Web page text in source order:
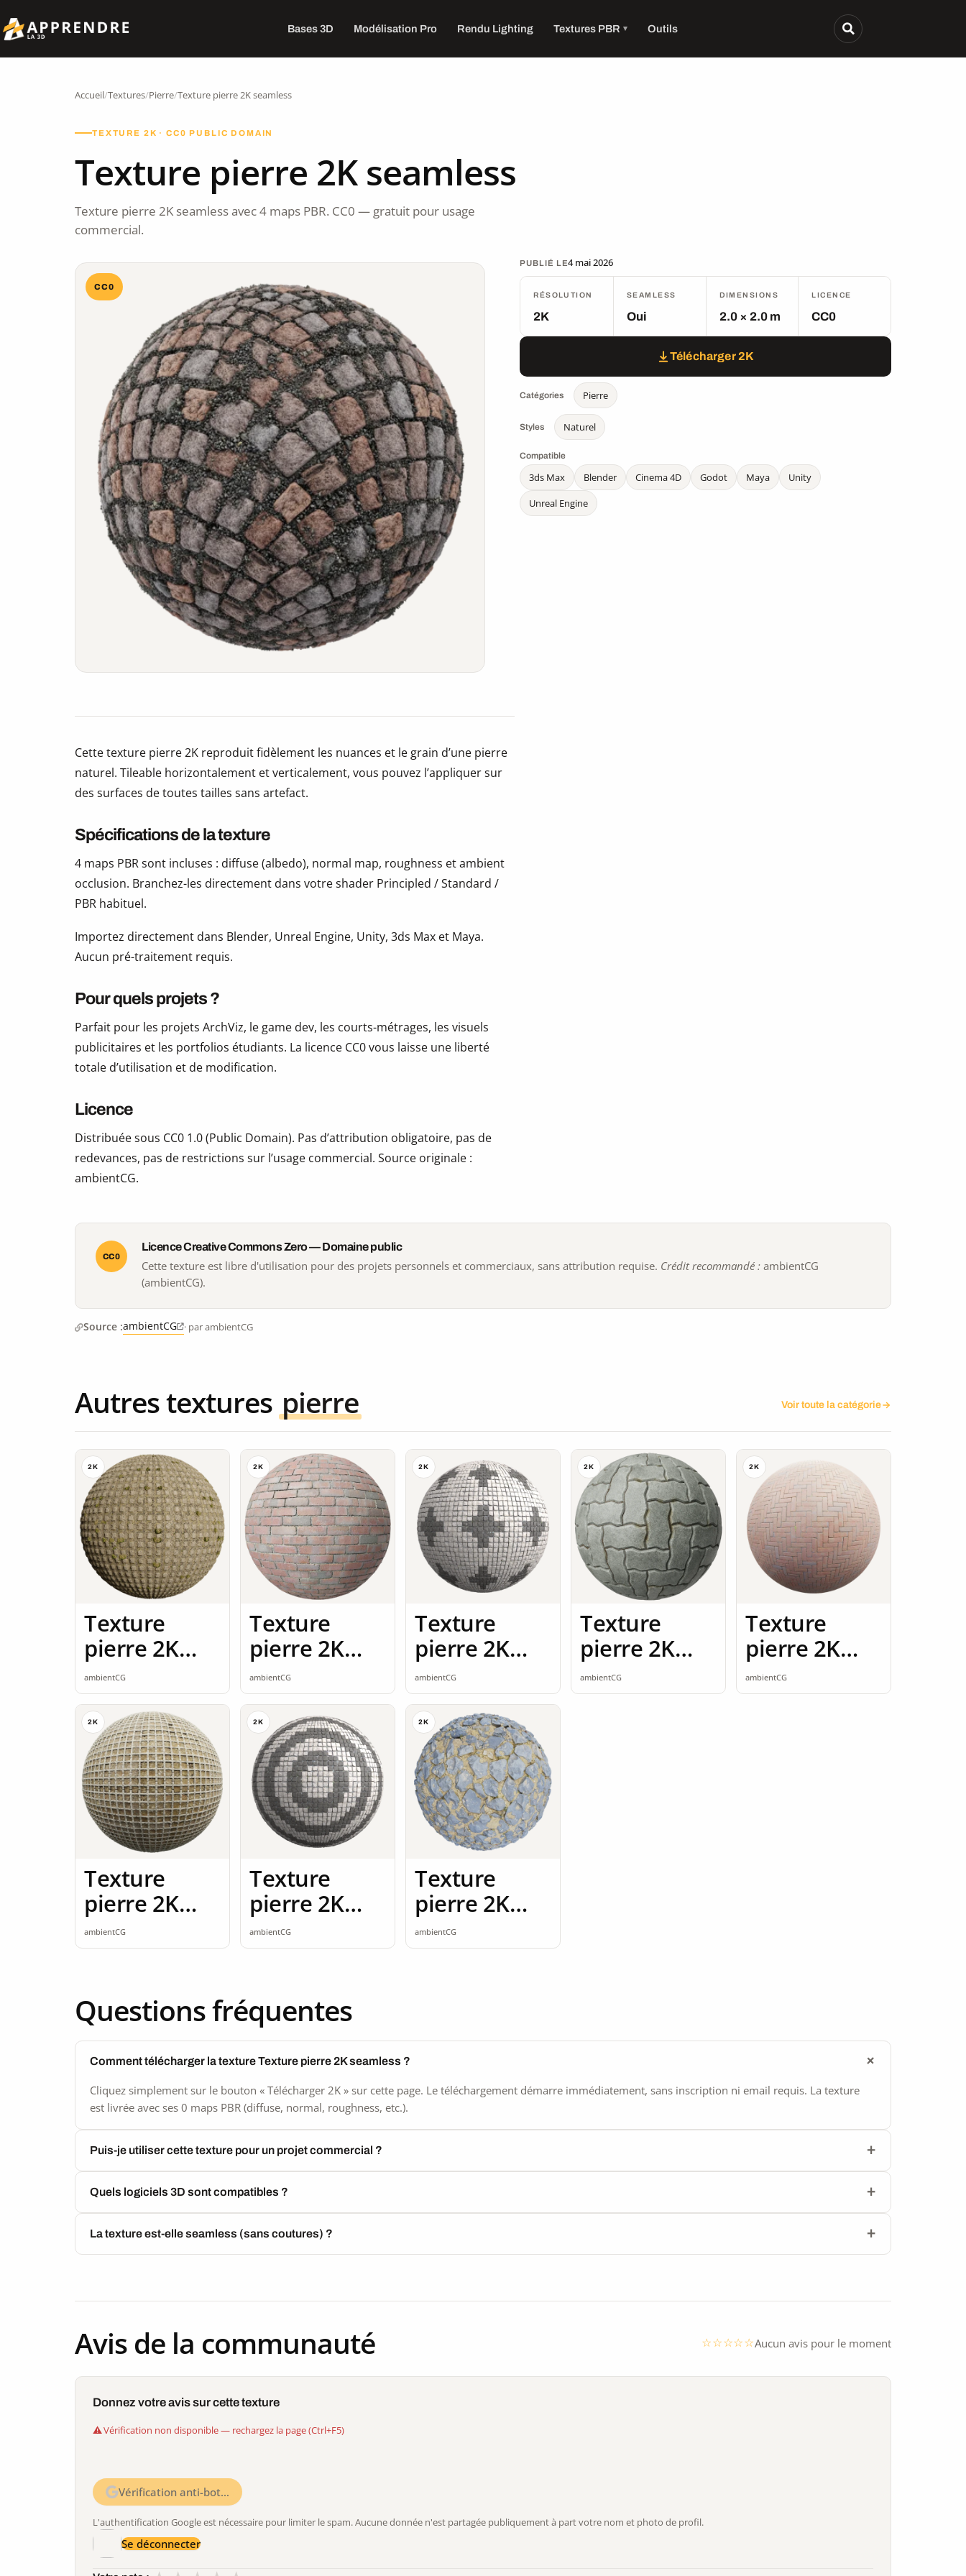
Bases 3D Modélisation Pro Rendu Lighting Textures PBR Outils
Accueil/Textures/Pierre/Texture pierre 2K seamless
TEXTURE 2K · CC0 PUBLIC DOMAIN
Texture pierre 2K seamless
Texture pierre 2K seamless avec 4 maps PBR. CC0 — gratuit pour usage
commercial.
CC0
PUBLIÉ LE4 mai 2026
RÉSOLUTION
2K
SEAMLESS
Oui
DIMENSIONS
2.0 × 2.0 m
LICENCE
CC0
Télécharger 2K
Catégories Pierre
Styles Naturel
Compatible
3ds Max Blender Cinema 4D Godot Maya
Unity
Unreal Engine
Cette texture pierre 2K reproduit fidèlement les nuances et le grain d’une pierre
naturel. Tileable horizontalement et verticalement, vous pouvez l’appliquer sur
des surfaces de toutes tailles sans artefact.
Spécifications de la texture
4 maps PBR sont incluses : diffuse (albedo), normal map, roughness et ambient
occlusion. Branchez-les directement dans votre shader Principled / Standard /
PBR habituel.
Importez directement dans Blender, Unreal Engine, Unity, 3ds Max et Maya.
Aucun pré-traitement requis.
Pour quels projets ?
Parfait pour les projets ArchViz, le game dev, les courts-métrages, les visuels
publicitaires et les portfolios étudiants. La licence CC0 vous laisse une liberté
totale d’utilisation et de modification.
Licence
Distribuée sous CC0 1.0 (Public Domain). Pas d’attribution obligatoire, pas de
redevances, pas de restrictions sur l’usage commercial. Source originale :
ambientCG.
CC0
Licence Creative Commons Zero — Domaine public
Cette texture est libre d'utilisation pour des projets personnels et commerciaux, sans attribution requise. Crédit recommandé : ambientCG
(ambientCG).
Source :ambientCG · par ambientCG
Autres textures pierre Voir toute la catégorie
2K
Texture
pierre 2K
seamless
ambientCG
2K
Texture
pierre 2K
seamless
ambientCG
2K
Texture
pierre 2K
seamless
ambientCG
2K
Texture
pierre 2K
seamless
ambientCG
2K
Texture
pierre 2K
seamless
ambientCG
2K
Texture
pierre 2K
seamless
ambientCG
2K
Texture
pierre 2K
seamless
ambientCG
2K
Texture
pierre 2K
seamless
ambientCG
Questions fréquentes
Comment télécharger la texture Texture pierre 2K seamless ?
Cliquez simplement sur le bouton « Télécharger 2K » sur cette page. Le téléchargement démarre immédiatement, sans inscription ni email requis. La texture
est livrée avec ses 0 maps PBR (diffuse, normal, roughness, etc.).
Puis-je utiliser cette texture pour un projet commercial ?
Quels logiciels 3D sont compatibles ?
La texture est-elle seamless (sans coutures) ?
Avis de la communauté Aucun avis pour le moment
Donnez votre avis sur cette texture
Vérification non disponible — rechargez la page (Ctrl+F5)
Vérification anti-bot…
L'authentification Google est nécessaire pour limiter le spam. Aucune donnée n'est partagée publiquement à part votre nom et photo de profil.
Se déconnecter